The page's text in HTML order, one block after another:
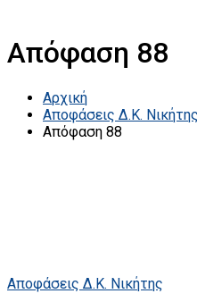
Απόφαση 88
Αρχική
Αποφάσεις Δ.Κ. Νικήτης
Απόφαση 88
Αποφάσεις Δ.Κ. Νικήτης